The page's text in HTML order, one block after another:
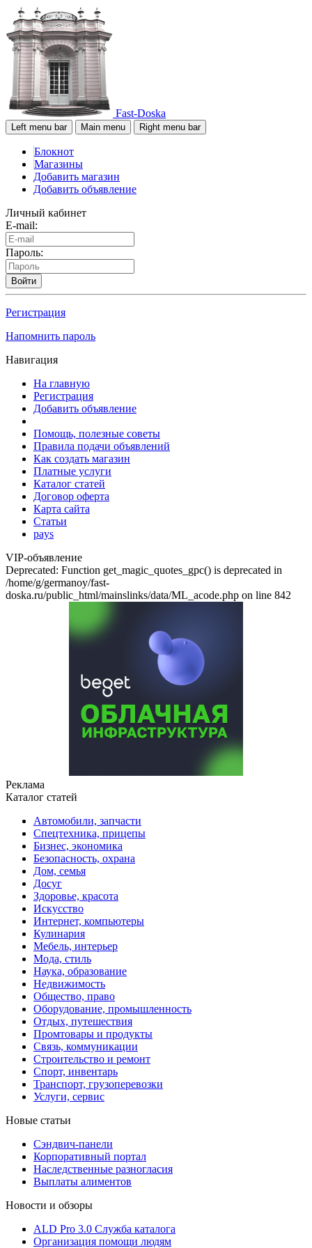
Fast-Doska
Left menu bar Main menu Right menu bar
Блокнот
Магазины
Добавить магазин
Добавить объявление
Личный кабинет
E-mail:
Пароль:
Войти
Регистрация
Напомнить пароль
Навигация
На главную
Регистрация
Добавить объявление
Помощь, полезные советы
Правила подачи объявлений
Как создать магазин
Платные услуги
Каталог статей
Договор оферта
Карта сайта
Статьи
pays
VIP-объявление
Deprecated: Function get_magic_quotes_gpc() is deprecated in
/home/g/germanoy/fast-
doska.ru/public_html/mainslinks/data/ML_acode.php on line 842
Реклама
Каталог статей
Автомобили, запчасти
Спецтехника, прицепы
Бизнес, экономика
Безопасность, охрана
Дом, семья
Досуг
Здоровье, красота
Искусство
Интернет, компьютеры
Кулинария
Мебель, интерьер
Мода, стиль
Наука, образование
Недвижимость
Общество, право
Оборудование, промышленность
Отдых, путешествия
Промтовары и продукты
Связь, коммуникации
Строительство и ремонт
Cпорт, инвентарь
Транспорт, грузоперевозки
Услуги, сервис
Новые статьи
Сэндвич-панели
Корпоративный портал
Наследственные разногласия
Выплаты алиментов
Новости и обзоры
ALD Pro 3.0 Служба каталога
Организация помощи людям